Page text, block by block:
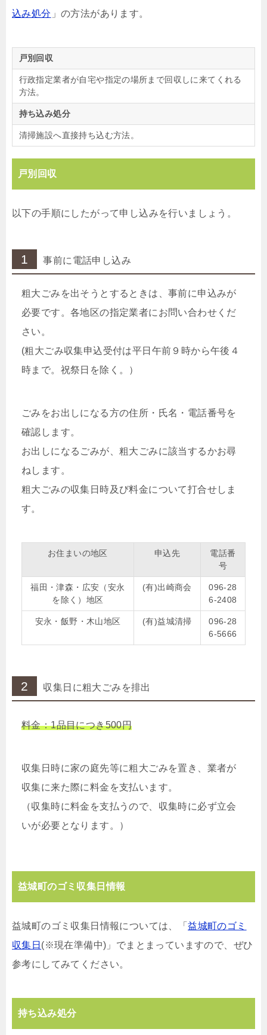
込み処分 」の方法があります。
戸別回収
行政指定業者が自宅や指定の場所まで回収しに来てくれる
方法。
持ち込み処分
清掃施設へ直接持ち込む方法。
戸別回収
以下の手順にしたがって申し込みを行いましょう。
1 事前に電話申し込み
粗大ごみを出そうとするときは、事前に申込みが
必要です。各地区の指定業者にお問い合わせくだ
さい。
(粗大ごみ収集申込受付は平日午前９時から午後４
時まで。祝祭日を除く。）
ごみをお出しになる方の住所・氏名・電話番号を
確認します。
お出しになるごみが、粗大ごみに該当するかお尋
ねします。
粗大ごみの収集日時及び料金について打合せしま
す。
お住まいの地区 申込先
電話番
号
福田・津森・広安（安永
を除く）地区
(有)出崎商会
096-28
6-2408
安永・飯野・木山地区 (有)益城清掃
096-28
6-5666
2 収集日に粗大ごみを排出
料金：1品目につき500円
収集日時に家の庭先等に粗大ごみを置き、業者が
収集に来た際に料金を支払います。
（収集時に料金を支払うので、収集時に必ず立会
いが必要となります。）
益城町のゴミ収集日情報
益城町のゴミ収集日情報については、「益城町のゴミ
収集日 (※現在準備中)」でまとまっていますので、ぜひ
参考にしてみてください。
持ち込み処分